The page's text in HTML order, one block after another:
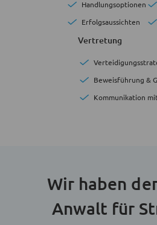
Handlungsoptionen
Erfolgsaussichten
Vertretung
Beweisführung &
Kommunikation
Wir haben
Anwalt für